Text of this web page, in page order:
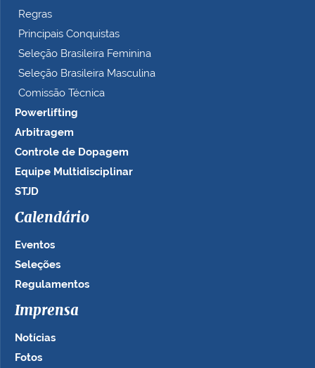
Regras
Principais Conquistas
Seleção Brasileira Feminina
Seleção Brasileira Masculina
Comissão Técnica
Powerlifting
Arbitragem
Controle de Dopagem
Equipe Multidisciplinar
STJD
Calendário
Eventos
Seleções
Regulamentos
Imprensa
Notícias
Fotos